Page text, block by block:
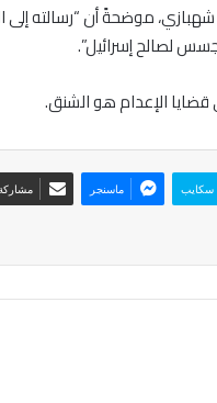
موضحةً أن “رسالته إلى
لصالح إسرائيل”.
قضايا الإعدام هو الشنق.
سكايب ماسنجر